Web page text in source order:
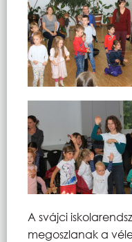
A svájci
megoszlanak a